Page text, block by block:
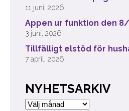
11 juni, 2026
Appen ur funktion den
3 juni, 2026
Tillfälligt elstöd för
7 april, 2026
NYHETSARKIV
Nyhetsarkiv